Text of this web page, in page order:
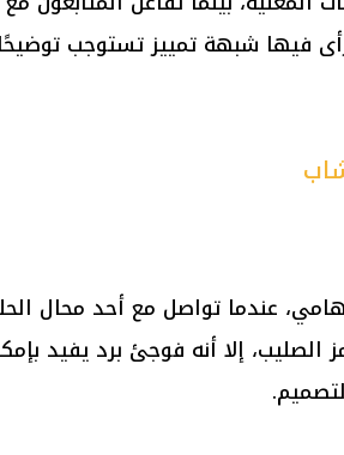
فيها شبهة تمييز تستوجب
عندما تواصل مع أحد محال
إلا أنه فوجئ برد يفيد